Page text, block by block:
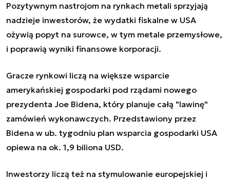
Pozytywnym nastrojom na rynkach metali sprzyjają
nadzieje inwestorów, że wydatki fiskalne w USA
ożywią popyt na surowce, w tym metale przemysłowe,
i poprawią wyniki finansowe korporacji.
Gracze rynkowi liczą na większe wsparcie
amerykańskiej gospodarki pod rządami nowego
prezydenta Joe Bidena, który planuje całą "lawinę"
zamówień wykonawczych. Przedstawiony przez
Bidena w ub. tygodniu plan wsparcia gospodarki USA
opiewa na ok. 1,9 biliona USD.
Inwestorzy liczą też na stymulowanie europejskiej i